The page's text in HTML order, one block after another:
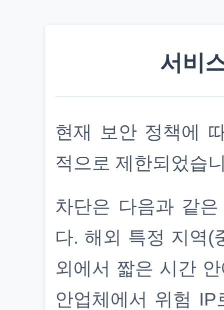
서비
현재 보안 정책에
적으로 제한되었습
차단은 다음과 같
다. 해외 특정 지역(
외에서 짧은 시간
안업체에서 위험